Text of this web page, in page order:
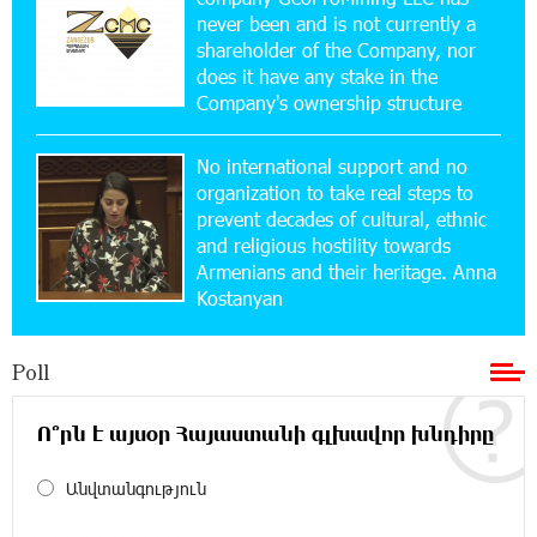
15:10:21 17-07-2026
Converse Bank Named Armenia’s Best Digital
Bank for Consumers by Euromoney
11:36:50 17-07-2026
Ucom and Microsoft Innovation Center Help
School Students Build Cybersecurity Skills
12:45:18 16-07-2026
Ucom Supports Installation of 10 kW Solar Plant
in Shenavan, Lori
Unibank to Raffle a Trip to Italy
never been and is not currently a
shareholder of the Company, nor
does it have any stake in the
Company's ownership structure
No international support and no
organization to take real steps to
prevent decades of cultural, ethnic
and religious hostility towards
Armenians and their heritage. Anna
Kostanyan
Poll
Ո՞րն է այսօր Հայաստանի գլխավոր խնդիրը
Անվտանգություն